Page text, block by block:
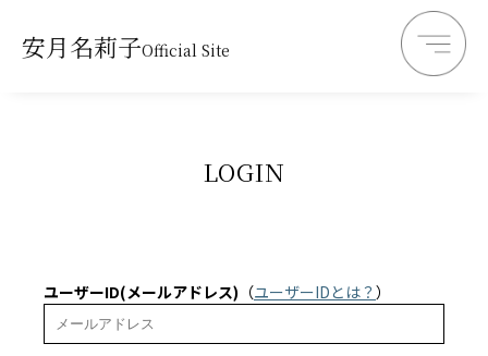
安月名莉子Official Site
LOGIN
ユーザーID(メールアドレス) （ユーザーIDとは？ ）